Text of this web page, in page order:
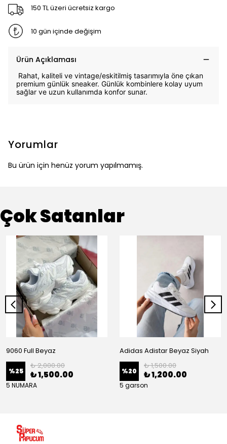
150 TL üzeri ücretsiz kargo
10 gün içinde değişim
Ürün Açıklaması
Rahat, kaliteli ve vintage/eskitilmiş tasarımıyla öne çıkan
premium günlük sneaker. Günlük kombinlere kolay uyum
sağlar ve uzun kullanımda konfor sunar.
Yorumlar
Bu ürün için henüz yorum yapılmamış.
Çok Satanlar
9060 Full Beyaz
%25
₺ 2,000.00
₺ 1,500.00
5 NUMARA
Adidas Adistar Beyaz Siyah
%20
₺ 1,500.00
₺ 1,200.00
5 garson